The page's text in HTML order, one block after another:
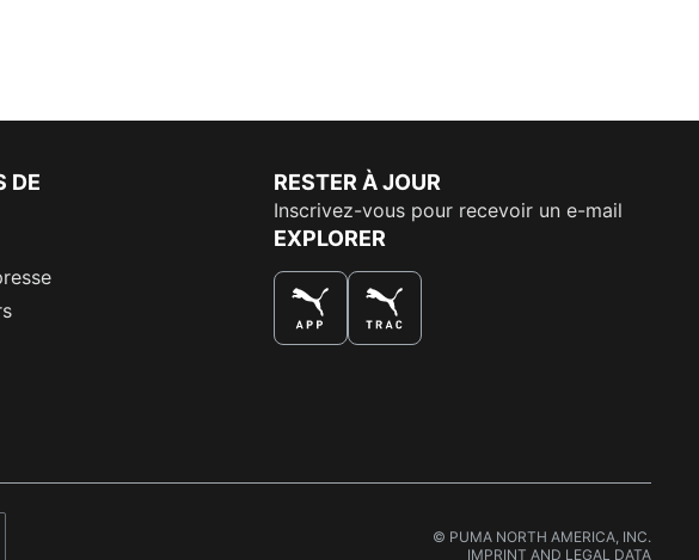
DE RESTER À JOUR
Inscrivez-vous pour recevoir un e-mail
EXPLORER
© PUMA NORTH AMERICA, INC.
IMPRINT AND LEGAL DATA